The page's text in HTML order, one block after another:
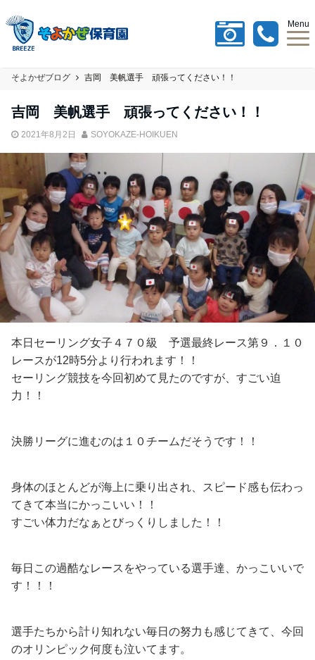
Menu
そよかぜブログ 吉岡 美帆選手 頑張ってください！！
吉岡 美帆選手 頑張ってください！！
2021年8月2日 SOYOKAZE-HOIKUEN
本日セーリング女子４７０級 予選最終レース第９．１０
レースが12時5分より行われます！！
セーリング競技を今回初めて見たのですが、すごい迫
力！！
決勝リーグに進むのは１０チームだそうです！！
身体のほとんどが海上に乗り出され、スピード感も伝わっ
てきて本当にかっこいい！！
すごい体力だなぁとびっくりしました！！
毎日この過酷なレースをやっている選手達、かっこいいで
す！！！
選手たちから計り知れない毎日の努力も感じてきて、今回
のオリンピック何度も泣いてます。